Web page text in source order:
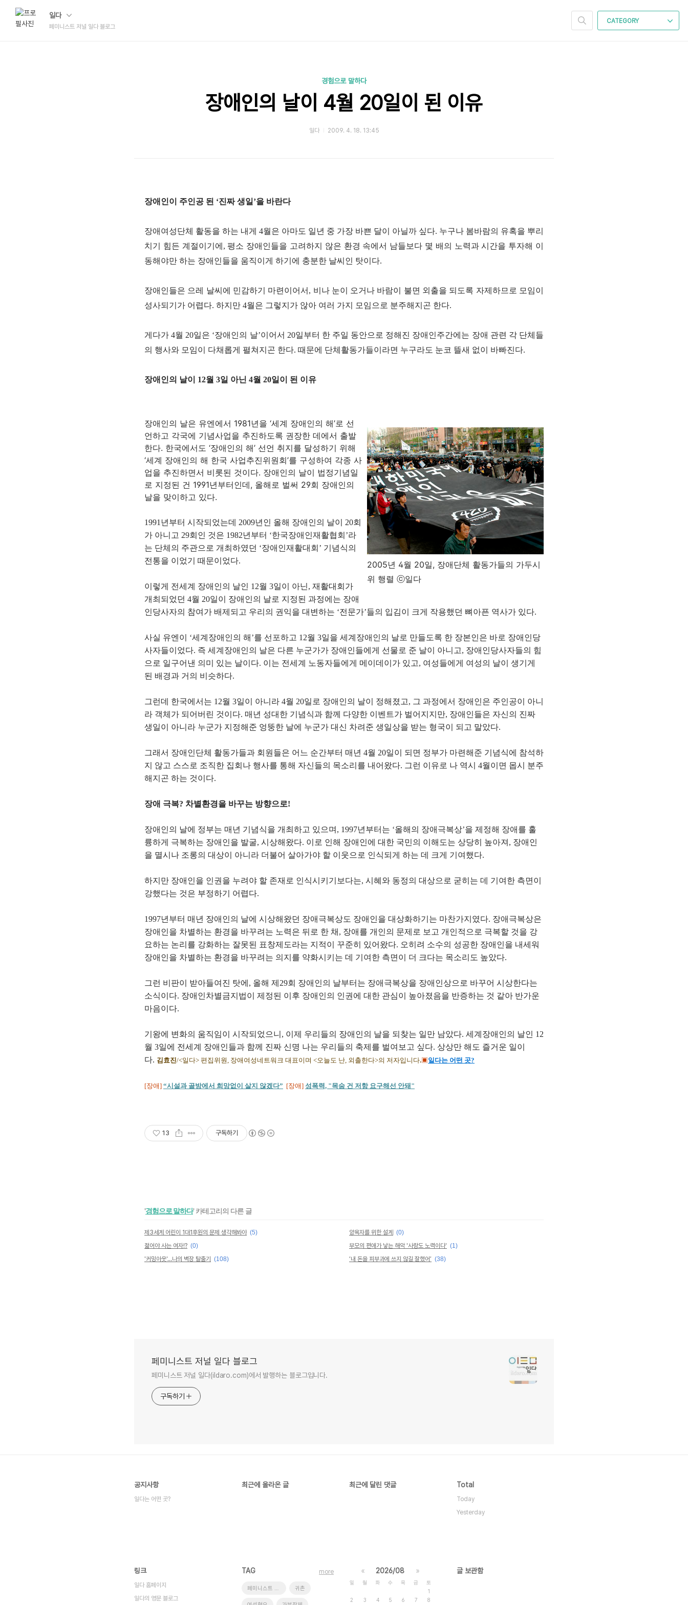
일다
페미니스트 저널 일다 블로그
CATEGORY
경험으로 말하다
장애인의 날이 4월 20일이 된 이유
일다 2009. 4. 18. 13:45
장애인이 주인공 된 ‘진짜 생일’을 바란다
장애여성단체 활동을 하는 내게 4월은 아마도 일년 중 가장 바쁜 달이 아닐까 싶다. 누구나 봄바람의 유혹을 뿌리
치기 힘든 계절이기에, 평소 장애인들을 고려하지 않은 환경 속에서 남들보다 몇 배의 노력과 시간을 투자해 이
동해야만 하는 장애인들을 움직이게 하기에 충분한 날씨인 탓이다.
장애인들은 으레 날씨에 민감하기 마련이어서, 비나 눈이 오거나 바람이 불면 외출을 되도록 자제하므로 모임이
성사되기가 어렵다. 하지만 4월은 그렇지가 않아 여러 가지 모임으로 분주해지곤 한다.
게다가 4월 20일은 ‘장애인의 날’이어서 20일부터 한 주일 동안으로 정해진 장애인주간에는 장애 관련 각 단체들
의 행사와 모임이 다채롭게 펼쳐지곤 한다. 때문에 단체활동가들이라면 누구라도 눈코 뜰새 없이 바빠진다.
장애인의 날이 12월 3일 아닌 4월 20일이 된 이유
2005년 4월 20일, 장애단체 활동가들의 가두시
위 행렬 ⓒ일다
장애인의 날은 유엔에서 1981년을 ‘세계 장애인의 해’로 선
언하고 각국에 기념사업을 추진하도록 권장한 데에서 출발
한다. 한국에서도 ‘장애인의 해’ 선언 취지를 달성하기 위해
‘세계 장애인의 해 한국 사업추진위원회’를 구성하여 각종 사
업을 추진하면서 비롯된 것이다. 장애인의 날이 법정기념일
로 지정된 건 1991년부터인데, 올해로 벌써 29회 장애인의
날을 맞이하고 있다.
1991년부터 시작되었는데 2009년인 올해 장애인의 날이 20회
가 아니고 29회인 것은 1982년부터 ‘한국장애인재활협회’라
는 단체의 주관으로 개최하였던 ‘장애인재활대회’ 기념식의
전통을 이었기 때문이었다.
이렇게 전세계 장애인의 날인 12월 3일이 아닌, 재활대회가
개최되었던 4월 20일이 장애인의 날로 지정된 과정에는 장애
인당사자의 참여가 배제되고 우리의 권익을 대변하는 ‘전문가’들의 입김이 크게 작용했던 뼈아픈 역사가 있다.
사실 유엔이 ‘세계장애인의 해’를 선포하고 12월 3일을 세계장애인의 날로 만들도록 한 장본인은 바로 장애인당
사자들이었다. 즉 세계장애인의 날은 다른 누군가가 장애인들에게 선물로 준 날이 아니고, 장애인당사자들의 힘
으로 일구어낸 의미 있는 날이다. 이는 전세계 노동자들에게 메이데이가 있고, 여성들에게 여성의 날이 생기게
된 배경과 거의 비슷하다.
그런데 한국에서는 12월 3일이 아니라 4월 20일로 장애인의 날이 정해졌고, 그 과정에서 장애인은 주인공이 아니
라 객체가 되어버린 것이다. 매년 성대한 기념식과 함께 다양한 이벤트가 벌어지지만, 장애인들은 자신의 진짜
생일이 아니라 누군가 지정해준 엉뚱한 날에 누군가 대신 차려준 생일상을 받는 형국이 되고 말았다.
그래서 장애인단체 활동가들과 회원들은 어느 순간부터 매년 4월 20일이 되면 정부가 마련해준 기념식에 참석하
지 않고 스스로 조직한 집회나 행사를 통해 자신들의 목소리를 내어왔다. 그런 이유로 나 역시 4월이면 몹시 분주
해지곤 하는 것이다.
장애 극복? 차별환경을 바꾸는 방향으로!
장애인의 날에 정부는 매년 기념식을 개최하고 있으며, 1997년부터는 ‘올해의 장애극복상’을 제정해 장애를 훌
륭하게 극복하는 장애인을 발굴, 시상해왔다. 이로 인해 장애인에 대한 국민의 이해도는 상당히 높아져, 장애인
을 멸시나 조롱의 대상이 아니라 더불어 살아가야 할 이웃으로 인식되게 하는 데 크게 기여했다.
하지만 장애인을 인권을 누려야 할 존재로 인식시키기보다는, 시혜와 동정의 대상으로 굳히는 데 기여한 측면이
강했다는 것은 부정하기 어렵다.
1997년부터 매년 장애인의 날에 시상해왔던 장애극복상도 장애인을 대상화하기는 마찬가지였다. 장애극복상은
장애인을 차별하는 환경을 바꾸려는 노력은 뒤로 한 채, 장애를 개인의 문제로 보고 개인적으로 극복할 것을 강
요하는 논리를 강화하는 잘못된 표창제도라는 지적이 꾸준히 있어왔다. 오히려 소수의 성공한 장애인을 내세워
장애인을 차별하는 환경을 바꾸려는 의지를 약화시키는 데 기여한 측면이 더 크다는 목소리도 높았다.
그런 비판이 받아들여진 탓에, 올해 제29회 장애인의 날부터는 장애극복상을 장애인상으로 바꾸어 시상한다는
소식이다. 장애인차별금지법이 제정된 이후 장애인의 인권에 대한 관심이 높아졌음을 반증하는 것 같아 반가운
마음이다.
기왕에 변화의 움직임이 시작되었으니, 이제 우리들의 장애인의 날을 되찾는 일만 남았다. 세계장애인의 날인 12
월 3일에 전세계 장애인들과 함께 진짜 신명 나는 우리들의 축제를 벌여보고 싶다. 상상만 해도 즐거운 일이
다. 김효진/<일다> 편집위원, 장애여성네트워크 대표이며 <오늘도 난, 외출한다>의 저자입니다.▣ 일다는 어떤 곳?
[장애] “시설과 골방에서 희망없이 살지 않겠다” [장애] 성폭력, "목숨 건 저항 요구해선 안돼"
13 구독하기
'경험으로 말하다' 카테고리의 다른 글
제3세계 어린이 1대1후원의 문제 생각해봐야 (5) 양육자를 위한 설계
(0)
젊어야 사는 여자!? (0) 부모의 편애가 낳는 해악 '사랑도 노력이다' (1)
'커밍아웃'…나의 벽장 탈출기
(108) ‘내 돈을 피부과에 쓰지 않길 잘했어’ (38)
페미니스트 저널 일다 블로그
페미니스트 저널 일다(ildaro.com)에서 발행하는 블로그입니다.
구독하기
공지사항
일다는 어떤 곳?
최근에 올라온 글 최근에 달린 댓글 Total
Today
Yesterday
링크
일다 홈페이지
일다의 영문 블로그
TAG
페미니스트 저널 일다 귀촌
more « 2026/08 »
일 월 화 수 목 금
토
1
2
3 4 5 6 7 8
글 보관함